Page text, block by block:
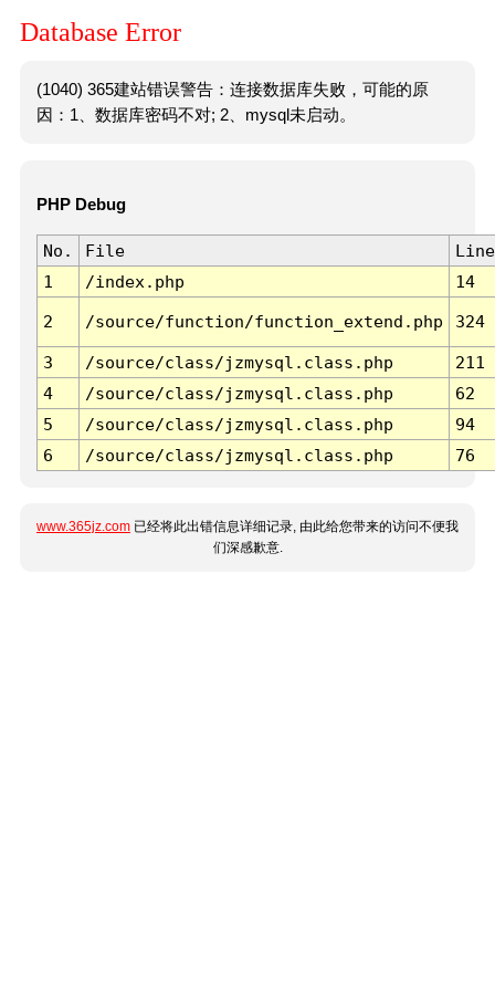
Database Error
(1040) 365建站错误警告：连接数据库失败，可能的原
因：1、数据库密码不对; 2、mysql未启动。
PHP Debug
No. File
Line
1
/index.php 14
2 /source/function/function_extend.php 324
3 /source/class/jzmysql.class.php
211
4
/source/class/jzmysql.class.php
62
5
/source/class/jzmysql.class.php
94
6
/source/class/jzmysql.class.php 76
www.365jz.com 已经将此出错信息详细记录, 由此给您带来的访问不便我
们深感歉意.